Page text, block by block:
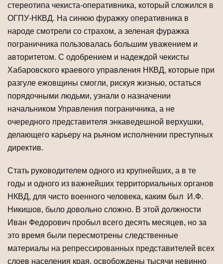
стереотипа чекиста-оперативника, который сложился в
ОГПУ-НКВД. На синюю фуражку оперативника в
народе смотрели со страхом, а зеленая фуражка
пограничника пользовалась большим уважением и
авторитетом. С одобрением и надеждой чекисты
Хабаровского краевого управления НКВД, которые при
разгуле ежовщины смогли, рискуя жизнью, остаться
порядочными людьми, узнали о назначении
начальником Управления пограничника, а не
очередного представителя энкаведешной верхушки,
делающего карьеру на рьяном исполнении преступных
директив.
Стать руководителем одного из крупнейших, а в те
годы и одного из важнейших территориальных органов
НКВД, для чисто военного человека, каким был И.Ф.
Никишов, было довольно сложно. В этой должности
Иван Федорович пробыл всего десять месяцев, но за
это время были пересмотрены следственные
материалы на репрессированных представителей всех
слоев населения края, освобождены тысячи невинно